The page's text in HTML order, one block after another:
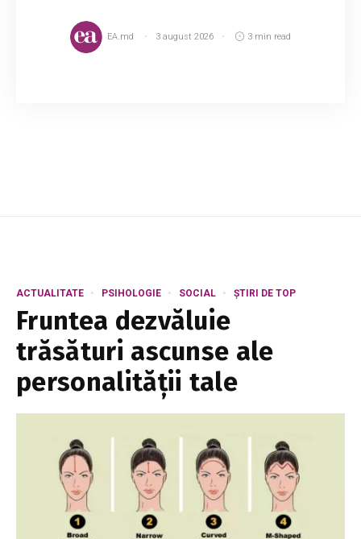
EA.md 3 august 2026 3 min read
ACTUALITATE PSIHOLOGIE SOCIAL ȘTIRI DE TOP
Fruntea dezvăluie
trăsături ascunse ale
personalității tale